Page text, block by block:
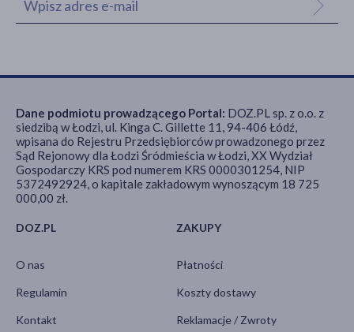
DOZ.PL
O nas
Regulamin
Kontakt
ZAKUPY
Płatności
Koszty dostawy
Reklamacje / Zwroty
Dane podmiotu prowadzącego Portal: DOZ.PL sp. z o.o. z
siedzibą w Łodzi, ul. Kinga C. Gillette 11, 94-406 Łódź,
wpisana do Rejestru Przedsiębiorców prowadzonego przez
Sąd Rejonowy dla Łodzi Śródmieścia w Łodzi, XX Wydział
Gospodarczy KRS pod numerem KRS 0000301254, NIP
5372492924, o kapitale zakładowym wynoszącym 18 725
000,00 zł.